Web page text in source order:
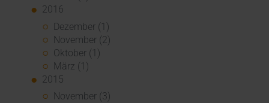
2016
Dezember (1)
November (2)
Oktober (1)
März (1)
2015
November (3)